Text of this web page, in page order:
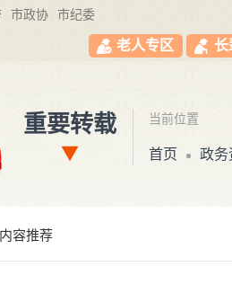
市政协 市纪委
老人专区 长
重要转载 当前位置
首页 政务
容推荐